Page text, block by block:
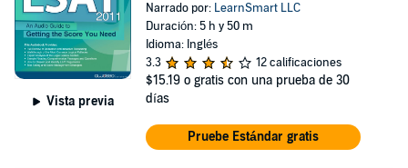
Vista previa
Narrado por: LearnSmart LLC
Duración: 5 h y 50 m
Idioma: Inglés
3.3
12 calificaciones
$15.19 o gratis con una prueba de 30
días
Pruebe Estándar gratis